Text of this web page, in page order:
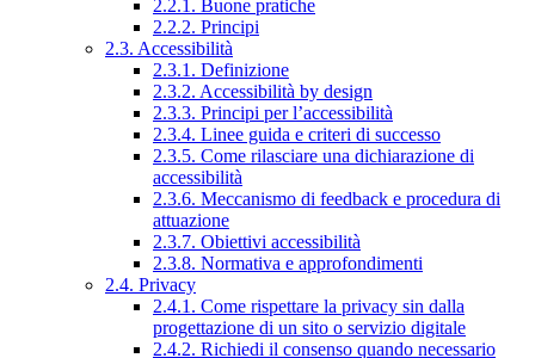
2.2.1. Buone pratiche
2.2.2. Principi
2.3. Accessibilità
2.3.1. Definizione
2.3.2. Accessibilità by design
2.3.3. Principi per l’accessibilità
2.3.4. Linee guida e criteri di successo
2.3.5. Come rilasciare una dichiarazione di
accessibilità
2.3.6. Meccanismo di feedback e procedura di
attuazione
2.3.7. Obiettivi accessibilità
2.3.8. Normativa e approfondimenti
2.4. Privacy
2.4.1. Come rispettare la privacy sin dalla
progettazione di un sito o servizio digitale
2.4.2. Richiedi il consenso quando necessario